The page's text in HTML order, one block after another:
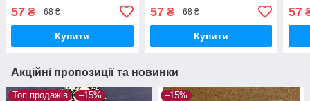
57 ₴ 68 ₴
Купити
57₴ 68 ₴
Купити
57
Акційні пропозиції та новинки
Топ продажів –15% –15%